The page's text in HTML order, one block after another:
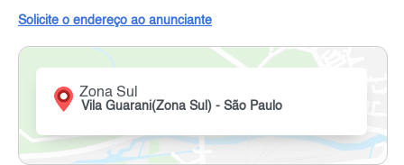
Solicite o endereço ao anunciante
Zona Sul
Vila Guarani(Zona Sul) - São Paulo